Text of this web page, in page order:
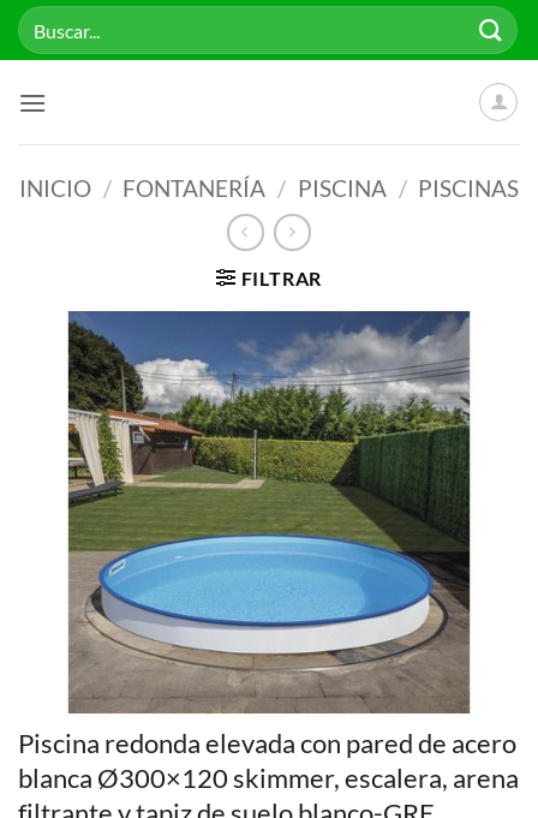
Saltar
Buscar
por:
INICIO / FONTANERÍA / PISCINA / PISCINAS
FILTRAR
Piscina redonda elevada con pared de acero
blanca Ø300×120 skimmer, escalera, arena